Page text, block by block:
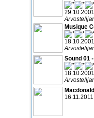
29.10.2001
Musique
18.10.2001
Sound 01
18.10.2001
16.11.2011